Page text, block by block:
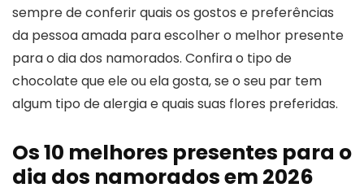
sempre de conferir quais os gostos e preferências
da pessoa amada para escolher o melhor presente
para o dia dos namorados. Confira o tipo de
chocolate que ele ou ela gosta, se o seu par tem
algum tipo de alergia e quais suas flores preferidas.
Os 10 melhores presentes para o
dia dos namorados em 2026